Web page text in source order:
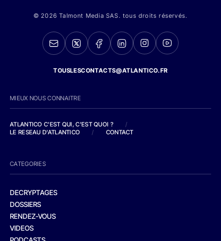
© 2026 Talmont Media SAS. tous droits réservés.
TOUSLESCONTACTS@ATLANTICO.FR
MIEUX NOUS CONNAITRE
ATLANTICO C'EST QUI, C'EST QUOI ?
/
LE RESEAU D'ATLANTICO
/ CONTACT
CATEGORIES
DECRYPTAGES
DOSSIERS
RENDEZ-VOUS
VIDEOS